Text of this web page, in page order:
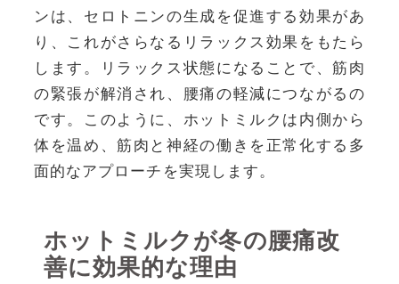
ンは、セロトニンの生成を促進する効果があ
り、これがさらなるリラックス効果をもたら
します。リラックス状態になることで、筋肉
の緊張が解消され、腰痛の軽減につながるの
です。このように、ホットミルクは内側から
体を温め、筋肉と神経の働きを正常化する多
面的なアプローチを実現します。
ホットミルクが冬の腰痛改
善に効果的な理由